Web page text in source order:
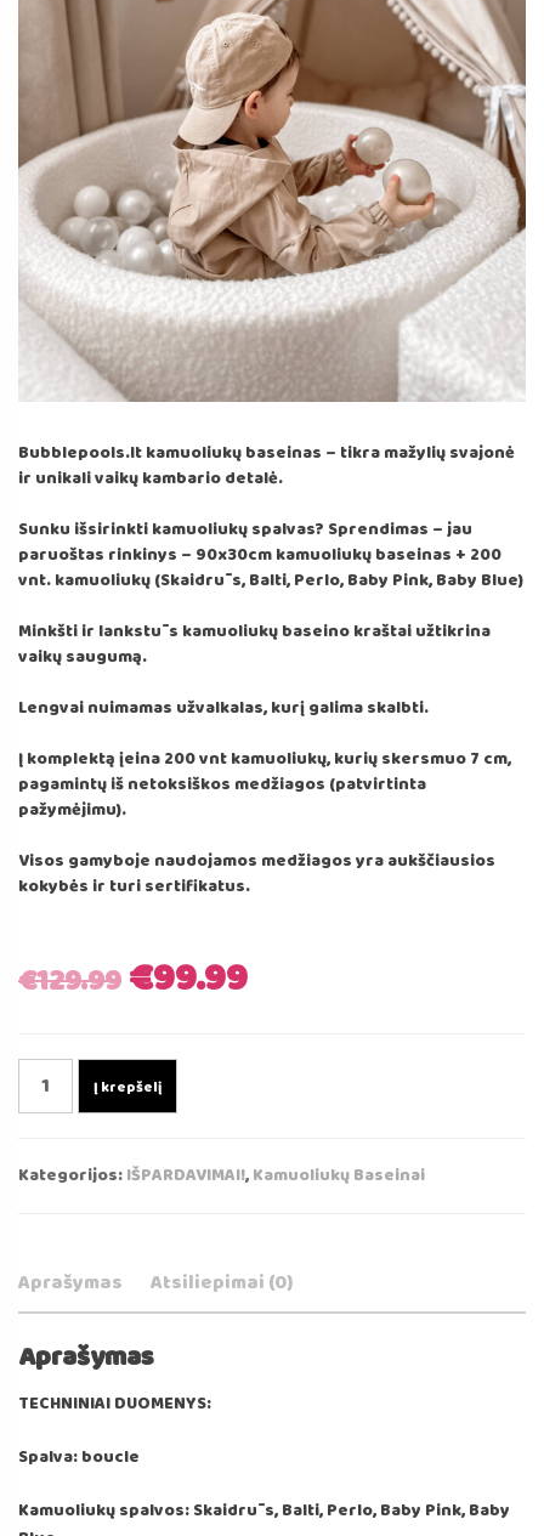
Bubblepools.lt kamuoliukų baseinas – tikra mažylių svajonė
ir unikali vaikų kambario detalė.
Sunku išsirinkti kamuoliukų spalvas? Sprendimas – jau
paruoštas rinkinys – 90x30cm kamuoliukų baseinas + 200
vnt. kamuoliukų (Skaidrūs, Balti, Perlo, Baby Pink, Baby Blue)
Minkšti ir lankstūs kamuoliukų baseino kraštai užtikrina
vaikų saugumą.
Lengvai nuimamas užvalkalas, kurį galima skalbti.
Į komplektą įeina 200 vnt kamuoliukų, kurių skersmuo 7 cm,
pagamintų iš netoksiškos medžiagos (patvirtinta
pažymėjimu).
Visos gamyboje naudojamos medžiagos yra aukščiausios
kokybės ir turi sertifikatus.
€129.99Original
was:
€129.99.
€99.99Current
€99.99.
produkto
kiekis:
Kamuoliukų
Baseinas
vnt.
Kamuoliukų
Balti,
Perlo,
Pink,
Blue)
Į krepšelį
Kategorijos:IŠPARDAVIMAI!,Kamuoliukų Baseinai
Aprašymas Atsiliepimai (0)
Aprašymas
TECHNINIAI DUOMENYS:
Spalva: boucle
Kamuoliukų spalvos: Skaidrūs, Balti, Perlo, Baby Pink, Baby